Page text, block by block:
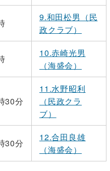
9.和田松男（民
政クラブ）
10.赤崎光男
（海盛会）
30分
11.水野昭利
（民政クラ
ブ）
30分
12.合田良雄
（海盛会）